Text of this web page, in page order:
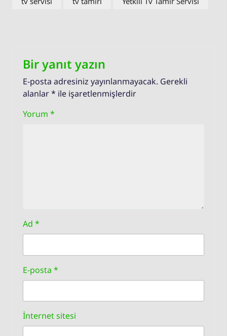
Bir yanıt yazın
E-posta adresiniz yayınlanmayacak. Gerekli
alanlar* ile işaretlenmişlerdir
Yorum *
Ad *
E-posta *
İnternet sitesi